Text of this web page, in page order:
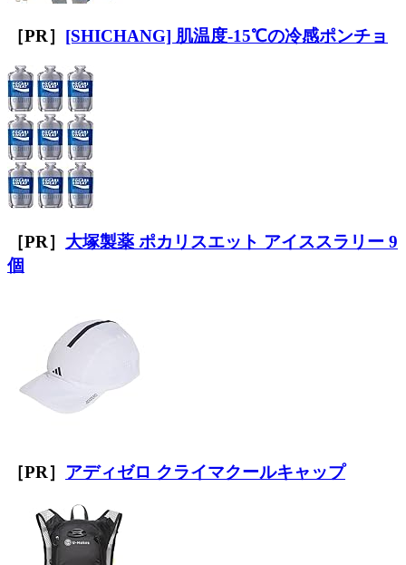
［PR］ [SHICHANG] 肌温度-15℃の冷感ポンチョ
［PR］ 大塚製薬 ポカリスエット アイススラリー 9
個
［PR］ アディゼロ クライマクールキャップ